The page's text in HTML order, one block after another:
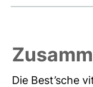
Die Best’sche